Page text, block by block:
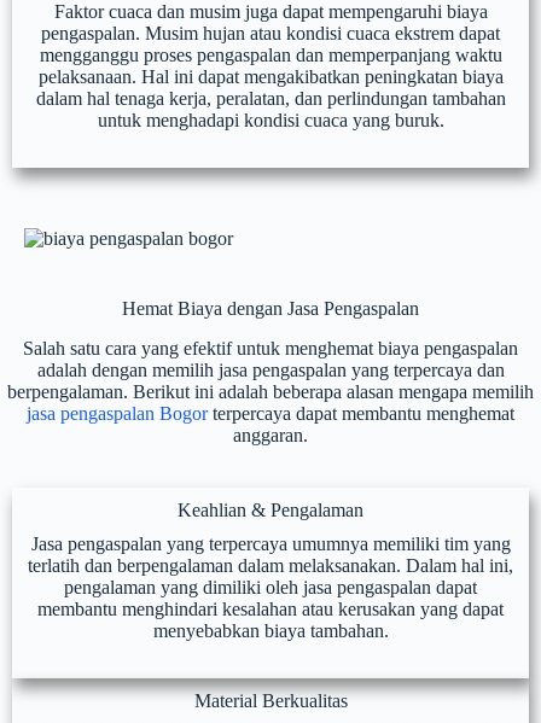
Faktor cuaca dan musim juga dapat mempengaruhi biaya
pengaspalan. Musim hujan atau kondisi cuaca ekstrem dapat
mengganggu proses pengaspalan dan memperpanjang waktu
pelaksanaan. Hal ini dapat mengakibatkan peningkatan biaya
dalam hal tenaga kerja, peralatan, dan perlindungan tambahan
untuk menghadapi kondisi cuaca yang buruk.
Hemat Biaya dengan Jasa Pengaspalan
Salah satu cara yang efektif untuk menghemat biaya pengaspalan
adalah dengan memilih jasa pengaspalan yang terpercaya dan
berpengalaman. Berikut ini adalah beberapa alasan mengapa memilih
jasa pengaspalan Bogorterpercaya dapat membantu menghemat
anggaran.
Keahlian & Pengalaman
Jasa pengaspalan yang terpercaya umumnya memiliki tim yang
terlatih dan berpengalaman dalam melaksanakan. Dalam hal ini,
pengalaman yang dimiliki oleh jasa pengaspalan dapat
membantu menghindari kesalahan atau kerusakan yang dapat
menyebabkan biaya tambahan.
Material Berkualitas